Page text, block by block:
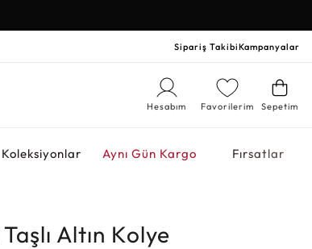
Sipariş TakibiKampanyalar
Sepetim
Favorilerim
Hesabım
Koleksiyonlar Aynı Gün Kargo Fırsatlar
Altın Kolye